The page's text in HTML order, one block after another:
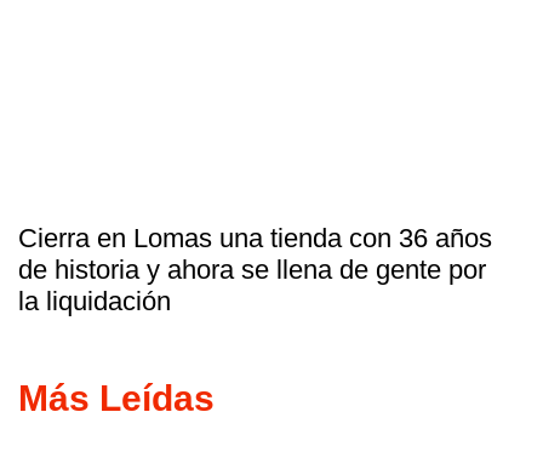
Cierra en Lomas una tienda con 36 años
de historia y ahora se llena de gente por
la liquidación
Más Leídas